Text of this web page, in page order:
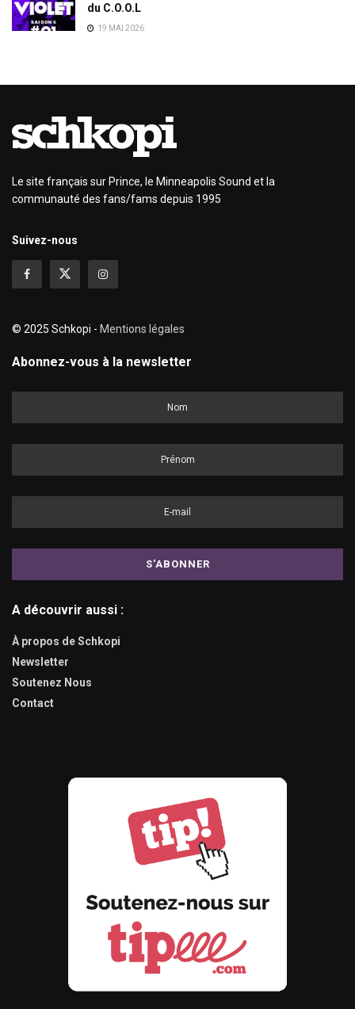
du C.O.O.L
19 MAI 2026
Le site français sur Prince, le Minneapolis Sound et la
communauté des fans/fams depuis 1995
Suivez-nous
© 2025 Schkopi - Mentions légales
Abonnez-vous à la newsletter
A découvrir aussi :
À propos de Schkopi
Newsletter
Soutenez Nous
Contact